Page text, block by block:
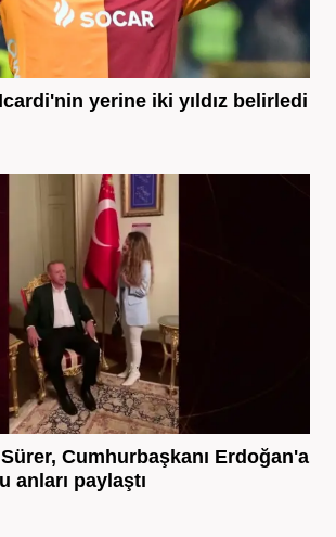
yerine iki yıldız belirledi
Sürer, Cumhurbaşkanı Erdoğan'a
anları paylaştı